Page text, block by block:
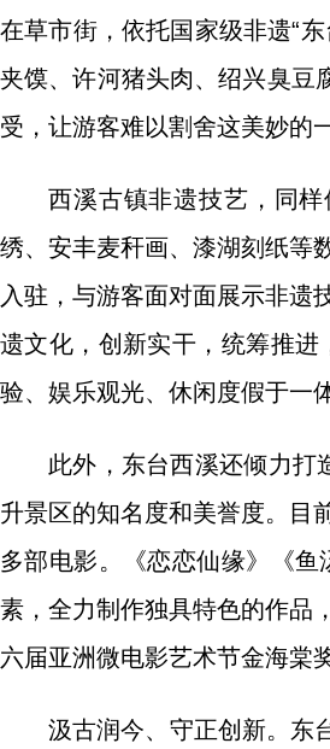
在草市街，依托国家级非遗“
夹馍、许河猪头肉、绍兴臭豆
受，让游客难以割舍这美妙的
西溪古镇非遗技艺，同
绣、安丰麦秆画、漆湖刻纸等
入驻，与游客面对面展示非遗
遗文化，创新实干，统筹推
验、娱乐观光、休闲度假于一
此外，东台西溪还倾力打
升景区的知名度和美誉度。目
多部电影。《恋恋仙缘》《
素，全力制作独具特色的作品
六届亚洲微电影艺术节金海棠奖
汲古润今、守正创新。东